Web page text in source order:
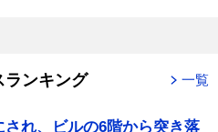
ランキング 一覧
され、ビルの6階から突き落